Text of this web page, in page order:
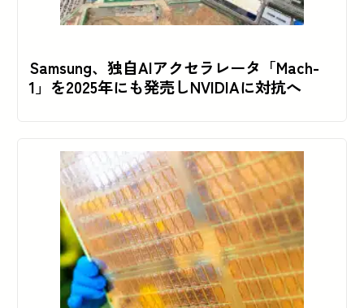
Samsung、独自AIアクセラレータ「Mach-
1」を2025年にも発売しNVIDIAに対抗へ